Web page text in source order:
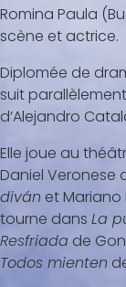
Romina Paula
scène et actrice.
Diplomée de
suit
d’Alejandro
Elle joue au
Daniel Veronese
diván et Mariano
tourne dans La
Resfriadade
Todos mienten